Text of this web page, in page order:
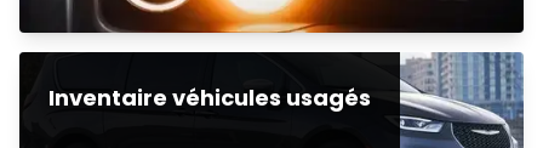
Inventaire véhicules usagés